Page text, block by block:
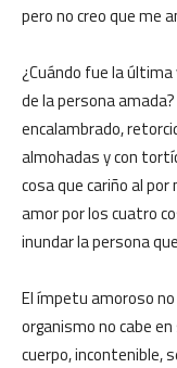
pero no creo que me
¿Cuándo fue la
de la persona
encalambrado,
almohadas y con
cosa que cariño al
amor por los cuatro
inundar la persona
El ímpetu amoroso
organismo no cabe
cuerpo, incontenible,